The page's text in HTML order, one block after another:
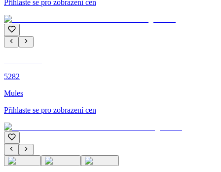
Přihlaste se pro zobrazení cen
5282
Mules
Přihlaste se pro zobrazení cen